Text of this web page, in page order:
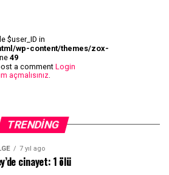
$user_ID in
wp-content/themes/zox-
49
a comment Login
açmalısınız
TRENDING
7 yıl ago
cinayet: 1 ölü